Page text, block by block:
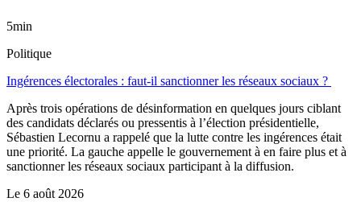
5min
Politique
Ingérences électorales : faut-il sanctionner les réseaux sociaux ?
Après trois opérations de désinformation en quelques jours ciblant
des candidats déclarés ou pressentis à l’élection présidentielle,
Sébastien Lecornu a rappelé que la lutte contre les ingérences était
une priorité. La gauche appelle le gouvernement à en faire plus et à
sanctionner les réseaux sociaux participant à la diffusion.
Le 6 août 2026